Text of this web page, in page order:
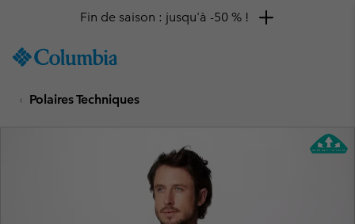
TO
SKIP
Fin de saison : jusqu'à -50 % !
Polaires Techniques